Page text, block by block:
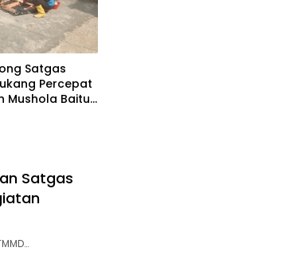
Satgas
Percepat
Mushola Baitul
Satgas